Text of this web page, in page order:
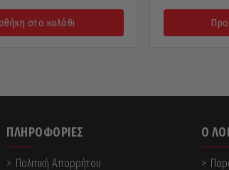
στο καλάθι
ΠΛΗΡΟΦΟΡΊΕΣ
Πολιτική Απορρήτου
Ο